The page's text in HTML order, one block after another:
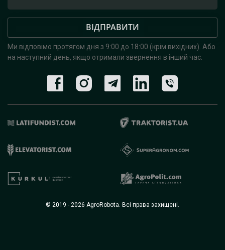
ВІДПРАВИТИ
Ми відповімо протягом дня з 9:00 до 18:00 (крім вихідних). Або
на наступний день, якщо отримали звернення в інший час.
© 2019 - 2026 AgroRobota. Всі права захищені.